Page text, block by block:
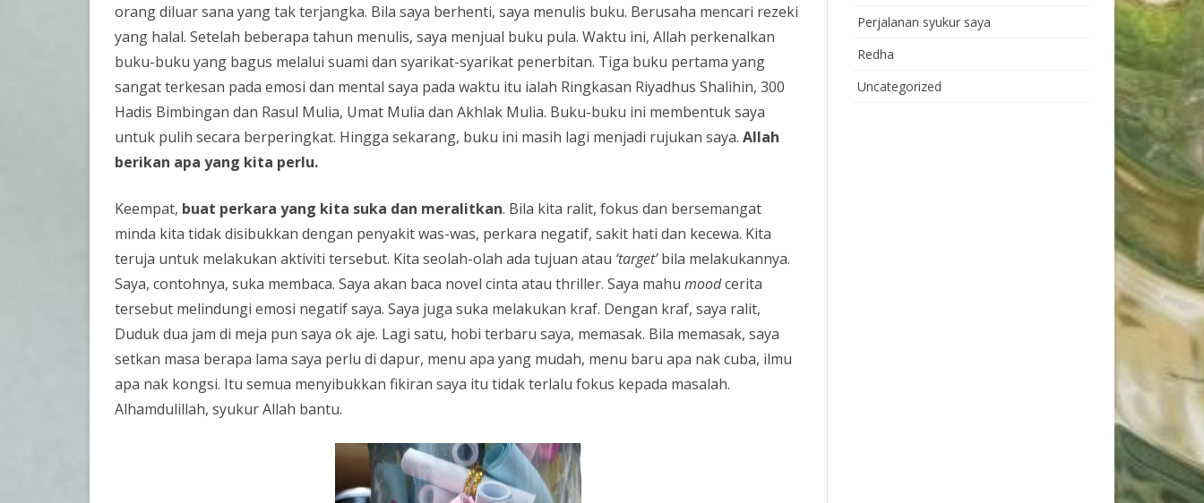
orang diluar sana yang tak terjangka. Bila saya berhenti, saya menulis buku. Berusaha mencari rezeki
yang halal. Setelah beberapa tahun menulis, saya menjual buku pula. Waktu ini, Allah perkenalkan
buku-buku yang bagus melalui suami dan syarikat-syarikat penerbitan. Tiga buku pertama yang
sangat terkesan pada emosi dan mental saya pada waktu itu ialah Ringkasan Riyadhus Shalihin, 300
Hadis Bimbingan dan Rasul Mulia, Umat Mulia dan Akhlak Mulia. Buku-buku ini membentuk saya
untuk pulih secara berperingkat. Hingga sekarang, buku ini masih lagi menjadi rujukan saya. Allah
berikan apa yang kita perlu.
Keempat, buat perkara yang kita suka dan meralitkan. Bila kita ralit, fokus dan bersemangat
minda kita tidak disibukkan dengan penyakit was-was, perkara negatif, sakit hati dan kecewa. Kita
teruja untuk melakukan aktiviti tersebut. Kita seolah-olah ada tujuan atau ‘target’bila melakukannya.
Saya, contohnya, suka membaca. Saya akan baca novel cinta atau thriller. Saya mahu moodcerita
tersebut melindungi emosi negatif saya. Saya juga suka melakukan kraf. Dengan kraf, saya ralit,
Duduk dua jam di meja pun saya ok aje. Lagi satu, hobi terbaru saya, memasak. Bila memasak, saya
setkan masa berapa lama saya perlu di dapur, menu apa yang mudah, menu baru apa nak cuba, ilmu
apa nak kongsi. Itu semua menyibukkan fikiran saya itu tidak terlalu fokus kepada masalah.
Alhamdulillah, syukur Allah bantu.
Perjalanan syukur saya
Redha
Uncategorized